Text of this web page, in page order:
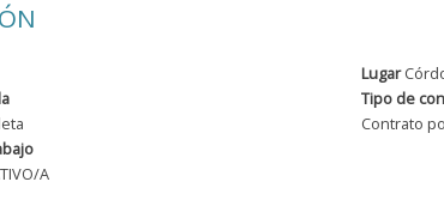
Lugar
Tipo de
Contrato
A